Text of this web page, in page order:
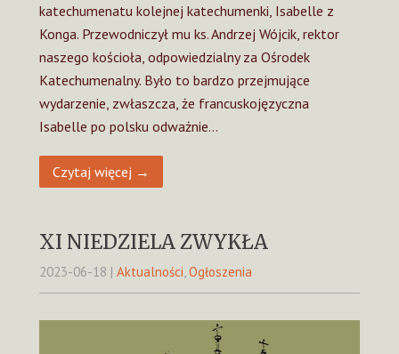
katechumenatu kolejnej katechumenki, Isabelle z
Konga. Przewodniczył mu ks. Andrzej Wójcik, rektor
naszego kościoła, odpowiedzialny za Ośrodek
Katechumenalny. Było to bardzo przejmujące
wydarzenie, zwłaszcza, że francuskojęzyczna
Isabelle po polsku odważnie…
Czytaj więcej →
XI NIEDZIELA ZWYKŁA
2023-06-18 | Aktualności Ogłoszenia